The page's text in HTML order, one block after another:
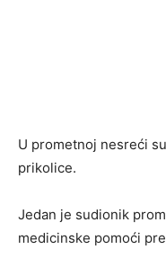
U prometnoj nesreći
prikolice.
Jedan je sudionik
medicinske pomoći